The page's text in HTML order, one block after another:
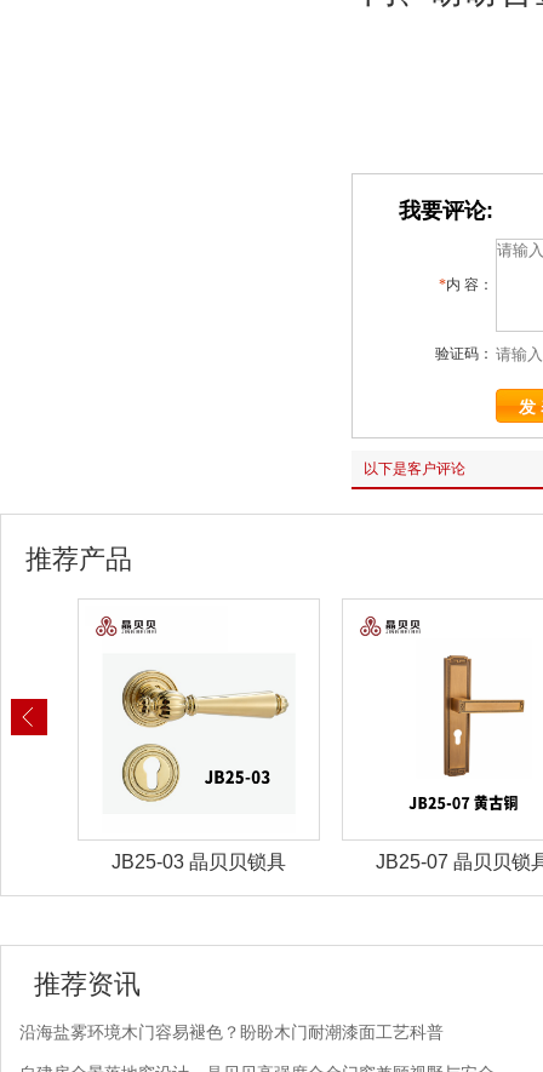
我要评论:
*内 容：
验证码：
以下是客户评论
推荐产品
JB25-03 晶贝贝锁具 JB25-07 晶贝贝锁
推荐资讯
沿海盐雾环境木门容易褪色？盼盼木门耐潮漆面工艺科普